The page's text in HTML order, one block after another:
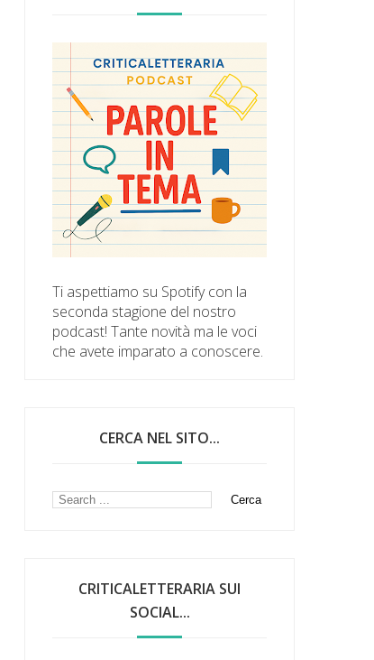
Ti aspettiamo su Spotify con la
seconda stagione del nostro
podcast! Tante novità ma le voci
che avete imparato a conoscere.
CERCA NEL SITO...
CRITICALETTERARIA SUI
SOCIAL...